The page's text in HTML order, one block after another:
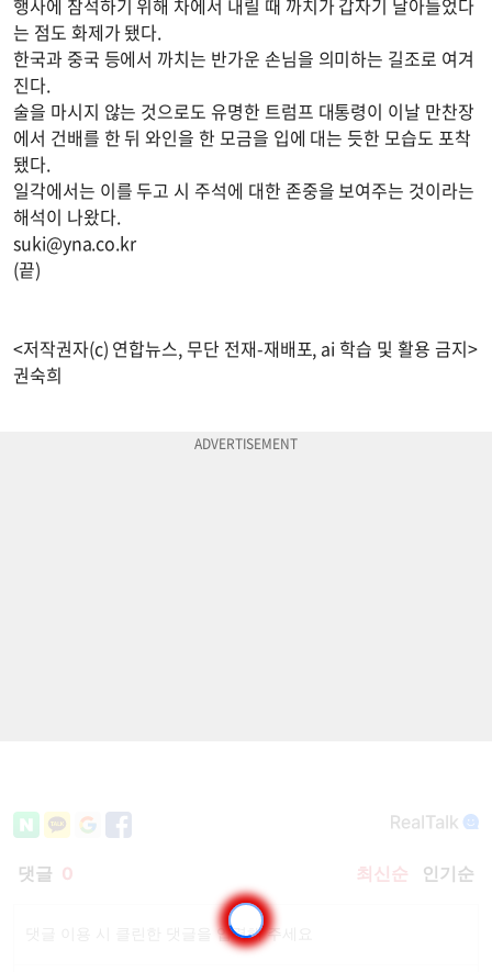
는 점도 화제가 됐다.
한국과 중국 등에서 까치는 반가운 손님을 의미하는 길조로 여겨
진다.
술을 마시지 않는 것으로도 유명한 트럼프 대통령이 이날 만찬장
에서 건배를 한 뒤 와인을 한 모금을 입에 대는 듯한 모습도 포착
됐다.
일각에서는 이를 두고 시 주석에 대한 존중을 보여주는 것이라는
해석이 나왔다.
suki@yna.co.kr
(끝)
<저작권자(c) 연합뉴스, 무단 전재-재배포, ai 학습 및 활용 금지>
권숙희